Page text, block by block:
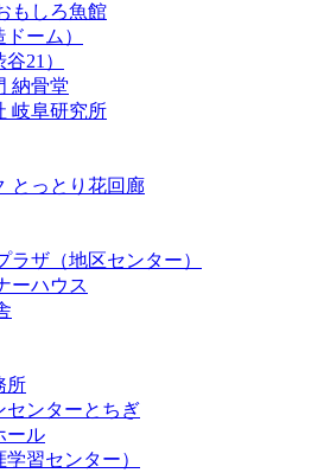
もしろ魚館
ーム）
21）
納骨堂
岐阜研究所
とっとり花回廊
ザ（地区センター）
ーハウス
所
センターとちぎ
ール
習センター）